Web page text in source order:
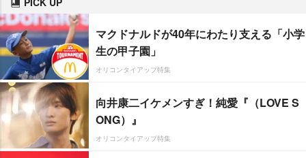
マクドナルドが40年にわたり支える「小学
生の甲子園」
オリコンタイアップ特集
向井康二イケメンすぎ！純愛『（LOVE S
ONG）』
オリコンタイアップ特集